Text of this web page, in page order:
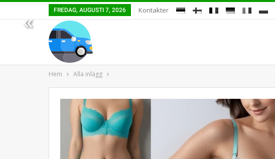
« FREDAG, AUGUSTI 7, 2026 Kontakter
Hem Alla inlägg